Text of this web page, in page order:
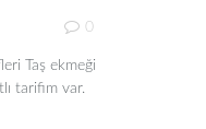
0
Taş ekmeği
tarifim var.